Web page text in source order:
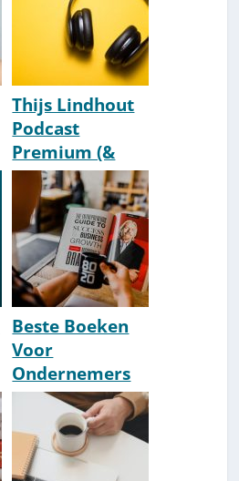
Thijs Lindhout
Podcast
Premium (&
Training)
Review &
Ervaringen
[2026]
Beste Boeken
Voor
Ondernemers
[Top 10]
[Update 2026]